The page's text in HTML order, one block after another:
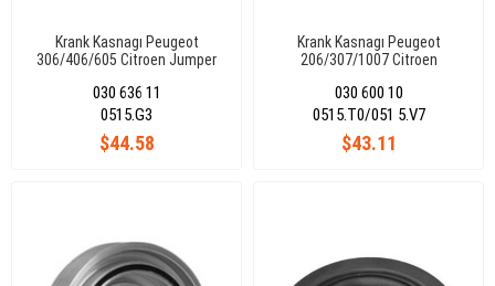
Krank Kasnagı Peugeot
306/406/605 Citroen Jumper
030 636 11
$44.58
0515.G3
Krank Kasnagı Peugeot
206/307/1007 Citroen
Ford Fiesta Fusıon Mazda 2-3
030 600 10
$43.11
0515.T0/051 5.V7